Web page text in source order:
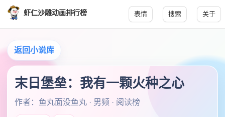
虾仁沙雕动画排行榜 表情 搜索 关于
返回小说库
末日堡垒：我有一颗火种之心
作者：鱼丸面没鱼丸 · 男频 · 阅读榜